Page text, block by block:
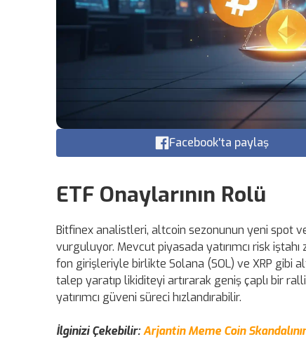
Facebook'ta paylaş
ETF Onaylarının Rolü
Bitfinex analistleri, altcoin sezonunun yeni spot
vurguluyor. Mevcut piyasada yatırımcı risk
fon girişleriyle birlikte Solana (SOL) ve XRP gibi
talep yaratıp likiditeyi artırarak geniş çaplı bir
yatırımcı güveni süreci hızlandırabilir.
İlginizi Çekebilir:Arjantin Meme Coin